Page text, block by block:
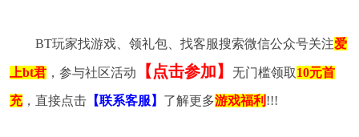
BT玩家找游戏、领礼包、找客服搜索微信公众号关注爱
上bt君，参与社区活动 【点击参加】 无门槛领取10元首
充，直接点击【联系客服】 了解更多游戏福利 !!!